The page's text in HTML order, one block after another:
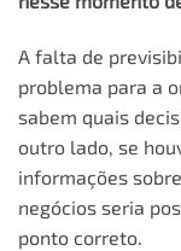
A falta de
problema para a
sabem quais
outro lado, se
informações
negócios seria
ponto correto.